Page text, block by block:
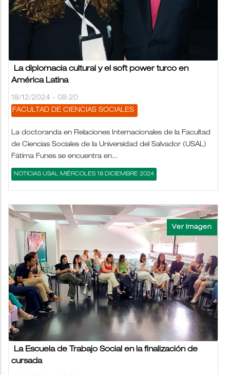
La diplomacia cultural y el soft power turco en
América Latina
18/12/2024 - 08:20
FACULTAD DE CIENCIAS SOCIALES
La doctoranda en Relaciones Internacionales de la Facultad
de Ciencias Sociales de la Universidad del Salvador (USAL)
Fátima Funes se encuentra en...
NOTICIAS USAL MIÉRCOLES 18 DICIEMBRE 2024
La Escuela de Trabajo Social en la finalización de
cursada